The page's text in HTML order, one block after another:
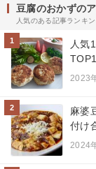
豆腐のおかずの
人気のある記事ランキ
1
人気
2023
2
麻婆
付け
2024